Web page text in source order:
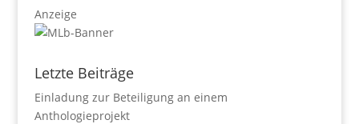
Anzeige
Letzte Beiträge
Einladung zur Beteiligung an einem
Anthologieprojekt